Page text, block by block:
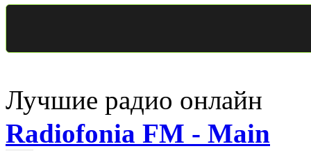
Лучшие радио онлайн
Radiofonia FM - Main